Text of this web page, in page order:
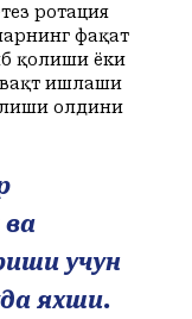
ротация
фақат
қолиши ёки
ишлаши
олдини
ва
учун
яхши.